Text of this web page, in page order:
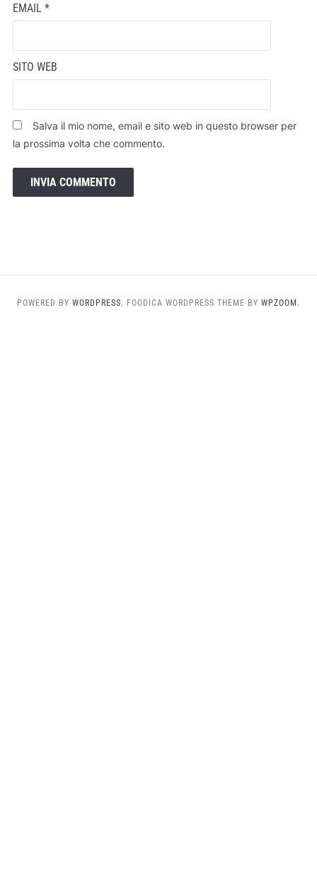
EMAIL *
SITO WEB
Salva il mio nome, email e sito web in questo browser per
la prossima volta che commento.
POWERED BY WORDPRESS. FOODICA WORDPRESS THEME BY WPZOOM.